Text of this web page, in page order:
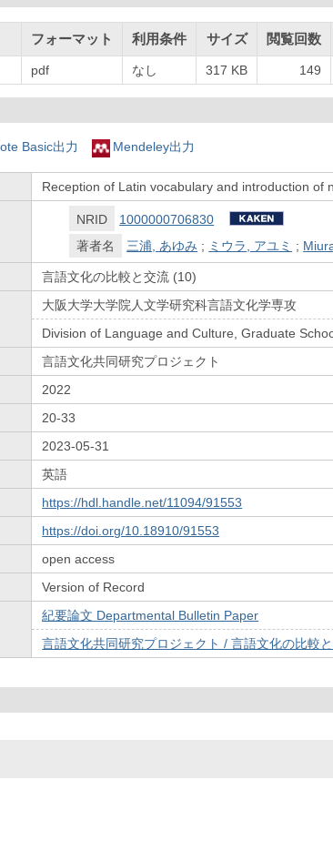
フォーマット 利用条件 サイズ 閲覧回数
pdf なし 317 KB 149
Basic出力 Mendeley出力
Reception of Latin vocabulary and introduction of
NRID
1000000706830
著者名
三浦, あゆみ ; ミウラ, アユミ ;
言語文化の比較と交流 (10)
大阪大学大学院人文学研究科言語文化学専攻
Division of Language and Culture, Graduate
言語文化共同研究プロジェクト
2022
20-33
2023-05-31
英語
https://hdl.handle.net/11094/91553
https://doi.org/10.18910/91553
open access
Version of Record
紀要論文 Departmental Bulletin Paper
言語文化共同研究プロジェクト / 言語文化の比較と